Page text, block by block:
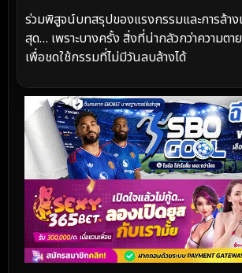
ร่วมพิสูจน์บทสรุปของแรงกรรมและการล้า
สุด… เพราะบางครั้ง สิ่งที่น่ากลัวกว่าความต
เพื่อชดใช้กรรมที่ไม่มีวันลบล้างได้